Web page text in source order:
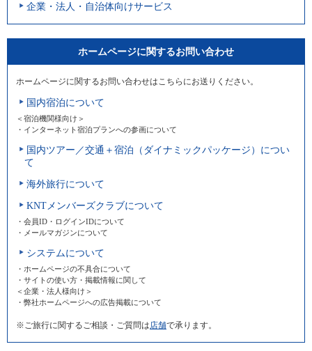
企業・法人・自治体向けサービス
ホームページに関するお問い合わせ
ホームページに関するお問い合わせはこちらにお送りください。
国内宿泊について
＜宿泊機関様向け＞
・インターネット宿泊プランへの参画について
国内ツアー／交通＋宿泊（ダイナミックパッケージ）につい
て
海外旅行について
KNTメンバーズクラブについて
・会員ID・ログインIDについて
・メールマガジンについて
システムについて
・ホームページの不具合について
・サイトの使い方・掲載情報に関して
＜企業・法人様向け＞
・弊社ホームページへの広告掲載について
※ご旅行に関するご相談・ご質問は 店舗で承ります。